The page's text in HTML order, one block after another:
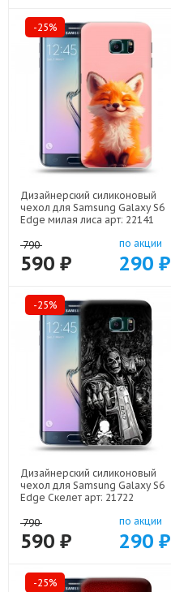
-25%
Дизайнерский силиконовый
чехол для Samsung Galaxy S6
Edge милая лиса арт: 22141
790
590 ₽
по акции
290 ₽
-25%
Дизайнерский силиконовый
чехол для Samsung Galaxy S6
Edge Скелет арт: 21722
790
590 ₽
по акции
290 ₽
-25%